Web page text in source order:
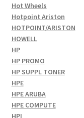
Hot Wheels
Hotpoint Ariston
HOTPOINT/ARISTON
HOWELL
HP
HP PROMO
HP SUPPL TONER
HPE
HPE ARUBA
HPE COMPUTE
HPI